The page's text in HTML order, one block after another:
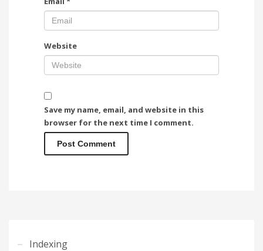
Website
Save my name, email, and website in this
browser for the next time I comment.
Indexing